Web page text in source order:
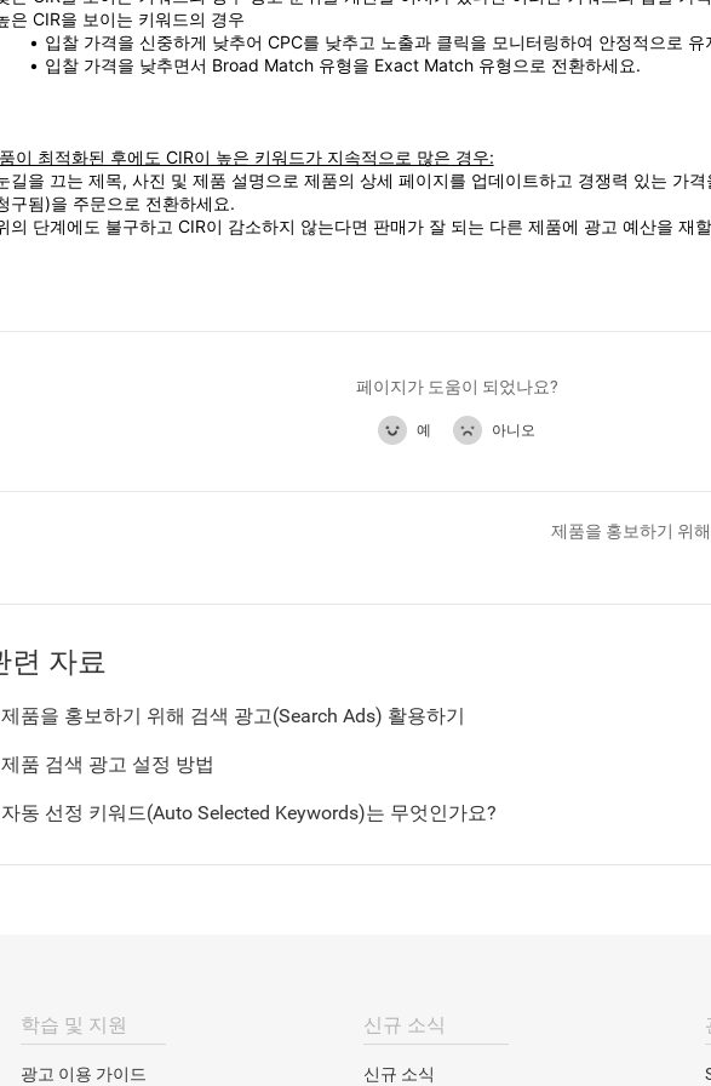
은 CIR을 보이는 키워드의 경우
입찰 가격을 신중하게 낮추어 CPC를 낮추고 노출과 클릭을 모니터링하여 안정적으로 유
입찰 가격을 낮추면서 Broad Match 유형을 Exact Match 유형으로 전환하세요.
이 최적화된 후에도 CIR이 높은 키워드가 지속적으로 많은 경우:
길을 끄는 제목, 사진 및 제품 설명으로 제품의 상세 페이지를 업데이트하고 경쟁력 있는 가
구됨)을 주문으로 전환하세요.
의 단계에도 불구하고 CIR이 감소하지 않는다면 판매가 잘 되는 다른 제품에 광고 예산을 재
페이지가 도움이 되었나요?
예 아니오
제품을 홍보하기 위
련 자료
제품을 홍보하기 위해 검색 광고(Search Ads) 활용하기
제품 검색 광고 설정 방법
자동 선정 키워드(Auto Selected Keywords)는 무엇인가요?
학습 및 지원
광고 이용 가이드
신규 소식
신규 소식